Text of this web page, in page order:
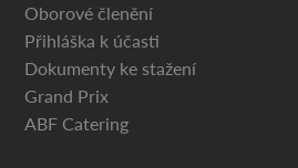
Oborové členění
Přihláška k účasti
Dokumenty ke stažení
Grand Prix
ABF Catering